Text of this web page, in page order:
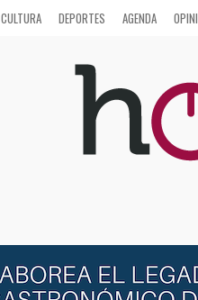
CULTURA DEPORTES AGENDA